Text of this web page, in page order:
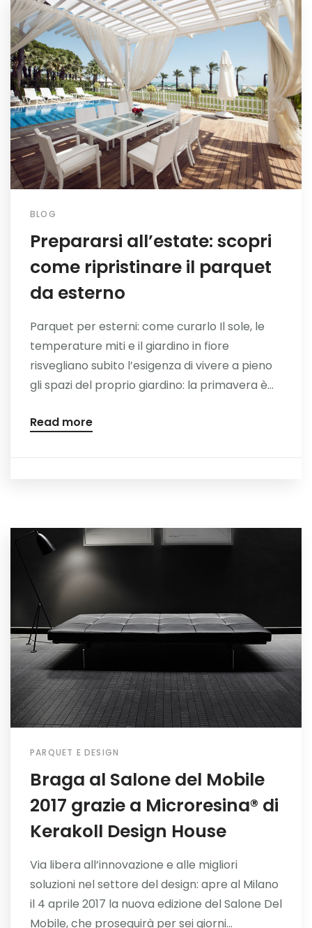
BLOG
Prepararsi all’estate: scopri
come ripristinare il parquet
da esterno
Parquet per esterni: come curarlo Il sole, le
temperature miti e il giardino in fiore
risvegliano subito l’esigenza di vivere a pieno
gli spazi del proprio giardino: la primavera è...
Read more
PARQUET E DESIGN
Braga al Salone del Mobile
2017 grazie a Microresina® di
Kerakoll Design House
Via libera all’innovazione e alle migliori
soluzioni nel settore del design: apre al Milano
il 4 aprile 2017 la nuova edizione del Salone Del
Mobile, che proseguirà per sei giorni...